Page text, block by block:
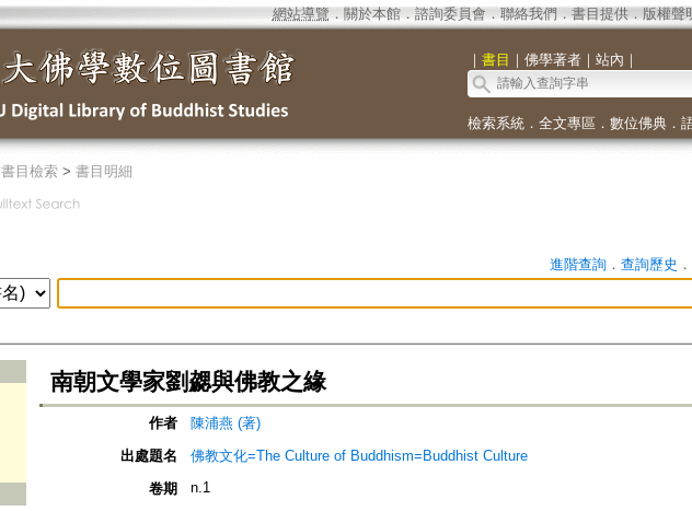
網站導覽 ． 關於本館． 諮詢委員會． 聯絡我們 ． 書目提供． 版權聲
｜ 書目 ｜ 佛學著者｜ 站內 ｜
檢索系統． 全文專區 ． 數位佛典．
書目檢索> 書目明細
進階查詢． 查詢歷史 ．
南朝文學家劉勰與佛教之緣
作者
陳浦燕 (著)
出處題名
佛教文化=The Culture of Buddhism=Buddhist Culture
卷期
n.1